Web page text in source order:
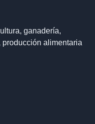
ganadería,
alimentaria